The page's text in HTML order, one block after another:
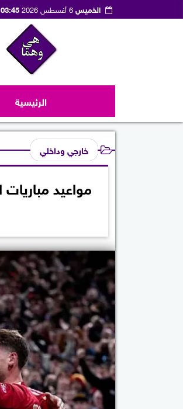
الخميس6 أغسطس 2026 03:45 مـ
الرئيسية
خارجي وداخلي